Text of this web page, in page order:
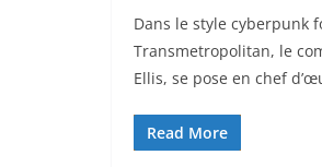
Dans le style cyberpunk
Transmetropolitan, le
Ellis, se pose en chef
Read More